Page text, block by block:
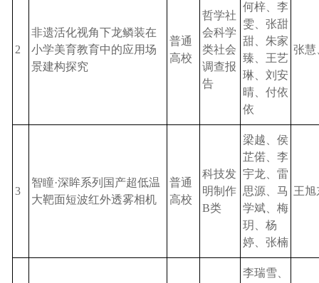
2
非遗活化视角下龙鳞装在
小学美育教育中的应用场
景建构探究
普通
高校
哲学社
会科学
类社会
调查报
告
何梓、 李
雯、 张甜
甜、朱家
臻、王艺
琳、刘安
晴、付依
依
张慧
3
智瞳·深眸系列国产超低温
大靶面短波红外透雾相机
普通
高校
科技发
明制作
B类
梁越 、侯
芷偌、李
宇龙、雷
思源、马
学斌、梅
玥、杨
婷、张楠
王旭
李瑞雪、